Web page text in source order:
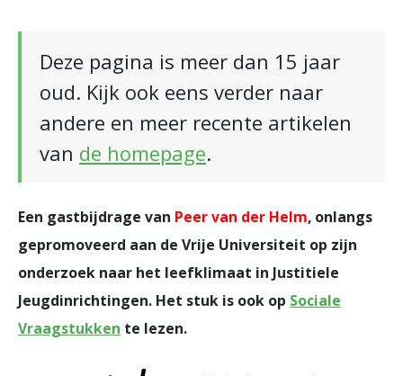
Deze pagina is meer dan 15 jaar
oud. Kijk ook eens verder naar
andere en meer recente artikelen
van de homepage.
Een gastbijdrage van Peer van der Helm, onlangs
gepromoveerd aan de Vrije Universiteit op zijn
onderzoek naar het leefklimaat in Justitiele
Jeugdinrichtingen. Het stuk is ook op Sociale
Vraagstukken te lezen.